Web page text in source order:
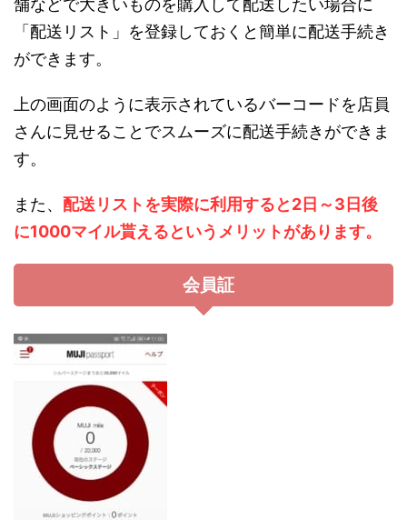
舗などで大きいものを購入して配送したい場合に
「配送リスト」を登録しておくと簡単に配送手続き
ができます。
上の画面のように表示されているバーコードを店員
さんに見せることでスムーズに配送手続きができま
す。
また、 配送リストを実際に利用すると2日～3日後
に1000マイル貰えるというメリットがあります。
会員証